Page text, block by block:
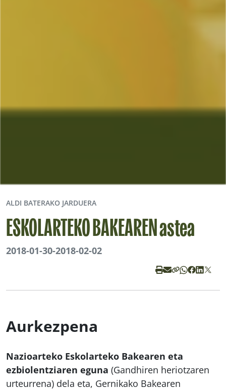
ALDI BATERAKO JARDUERA
ESKOLARTEKO BAKEAREN astea
2018-01-30-2018-02-02
Aurkezpena
Nazioarteko Eskolarteko Bakearen eta
ezbiolentziaren eguna (Gandhiren heriotzaren
urteurrena) dela eta, Gernikako Bakearen